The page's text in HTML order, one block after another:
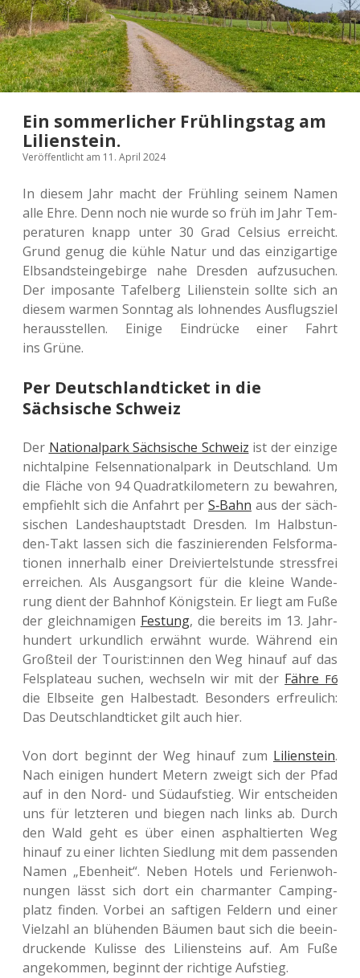
Ein sommerlicher Frühlingstag am
Lilienstein.
Veröffentlicht am 11. April 2024
In diesem Jahr macht der Früh­ling seinem Namen
alle Ehre. Denn noch nie wurde so früh im Jahr Tem­
pe­ra­tu­ren knapp unter 30 Grad Cel­si­us erreicht.
Grund genug die kühle Natur und das ein­zig­ar­ti­ge
Elb­sand­stein­ge­bir­ge nahe Dres­den auf­zu­su­chen.
Der impo­san­te Tafel­berg Lili­en­st­ein sollte sich an
diesem warmen Sonn­tag als loh­nen­des Aus­flugs­ziel
her­aus­stel­len. Einige Ein­drü­cke einer Fahrt
ins Grüne.
Per Deutschlandticket in die
Sächsische Schweiz
Der Natio­nal­park Säch­si­sche Schweiz ist der ein­zi­ge
nicht­al­pi­ne Fel­sen­na­tio­nal­park in Deutsch­land. Um
die Fläche von 94 Qua­drat­ki­lo­me­tern zu bewah­ren,
emp­fiehlt sich die Anfahrt per S‑Bahn aus der säch­
si­schen Lan­des­haupt­stadt Dres­den. Im Halb­stun­
den-Takt lassen sich die fas­zi­nie­ren­den Fels­for­ma­
tio­nen inner­halb einer Drei­vier­tel­stun­de stress­frei
errei­chen. Als Aus­gangs­ort für die kleine Wan­de­
rung dient der Bahn­hof König­stein. Er liegt am Fuße
der gleich­na­mi­gen Fes­tung, die bereits im 13. Jahr­
hun­dert urkund­lich erwähnt wurde. Wäh­rend ein
Groß­teil der Tourist:innen den Weg hinauf auf das
Fels­pla­teau suchen, wech­seln wir mit der Fähre F6
die Elb­sei­te gen Hal­be­stadt. Beson­ders erfreu­lich:
Das Deutsch­land­ti­cket gilt auch hier.
Von dort beginnt der Weg hinauf zum Lili­en­st­ein.
Nach eini­gen hun­dert Metern zweigt sich der Pfad
auf in den Nord- und Süd­auf­stieg. Wir ent­schei­den
uns für letz­te­ren und biegen nach links ab. Durch
den Wald geht es über einen asphal­tier­ten Weg
hinauf zu einer lich­ten Sied­lung mit dem pas­sen­den
Namen „Eben­heit“. Neben Hotels und Feri­en­woh­
nun­gen lässt sich dort ein char­man­ter Cam­ping­
platz finden. Vorbei an saf­ti­gen Fel­dern und einer
Viel­zahl an blü­hen­den Bäumen baut sich die beein­
dru­cken­de Kulis­se des Lili­en­st­eins auf. Am Fuße
ange­kom­men, beginnt der rich­ti­ge Aufstieg.